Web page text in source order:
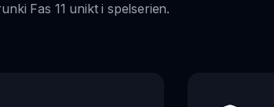
Fas 11 unikt i spelserien.